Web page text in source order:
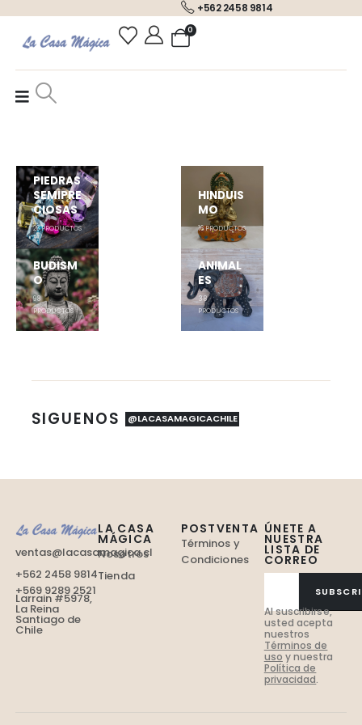
+562 2458 9814
0
PIEDRAS
SEMIPRE
CIOSAS
26PRODUCTOS
HINDUIS
MO
16PRODUCTOS
BUDISM
O
98
PRODUCTOS
ANIMAL
ES
38
PRODUCTOS
SIGUENOS @LACASAMAGICACHILE
ventas@lacasamagica.cl
+562 2458 9814
+569 9289 2521
Larrain #5978,
La Reina
Santiago de
Chile
ÚNETE A
NUESTRA
LISTA DE
CORREO
Al suscribirse,
usted acepta
nuestros
Términos de
uso y nuestra
Política de
privacidad.
LA CASA
MÁGICA
Nosotros
Tienda
POSTVENTA
Términos y
Condiciones